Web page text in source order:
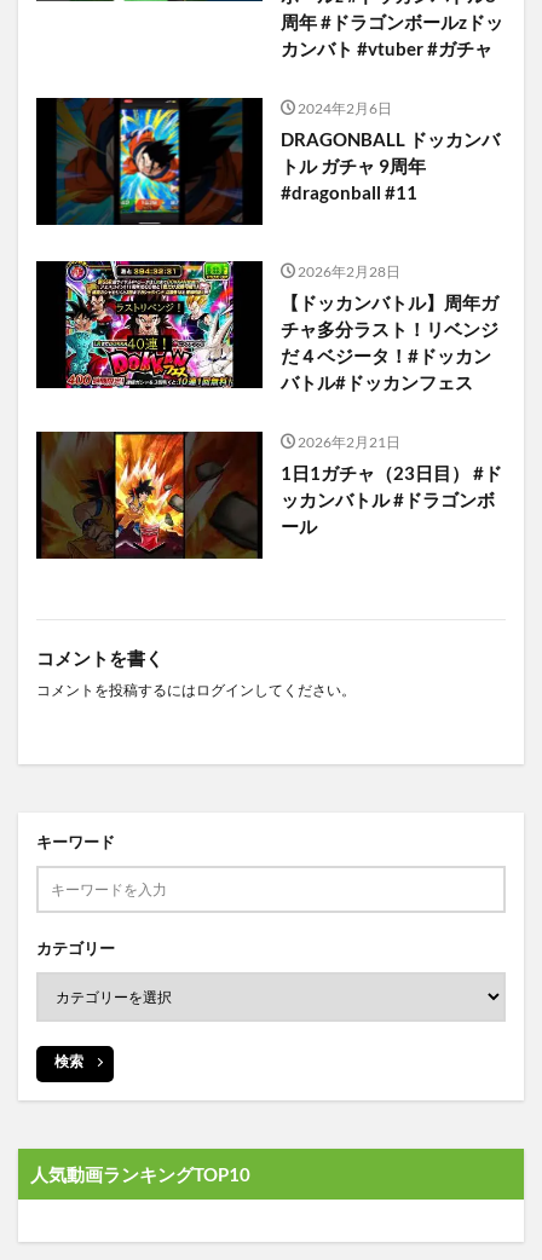
周年 #ドラゴンボールzドッ
カンバト #vtuber #ガチャ
2024年2月6日
DRAGONBALL ドッカンバ
トル ガチャ 9周年
#dragonball #11
2026年2月28日
【ドッカンバトル】周年ガ
チャ多分ラスト！リベンジ
だ４ベジータ！#ドッカン
バトル#ドッカンフェス
2026年2月21日
1日1ガチャ（23日目） #ド
ッカンバトル #ドラゴンボ
ール
コメントを書く
コメントを投稿するには ログイン してください。
キーワード
カテゴリー
検索
人気動画ランキングTOP10